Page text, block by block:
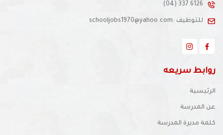
(04) 337 6126
للتوظيف :schooljobs1970@yahoo.com
روابط سريعه
الرئيسية
عن المدرسة
كلمة مديرة المدرسة